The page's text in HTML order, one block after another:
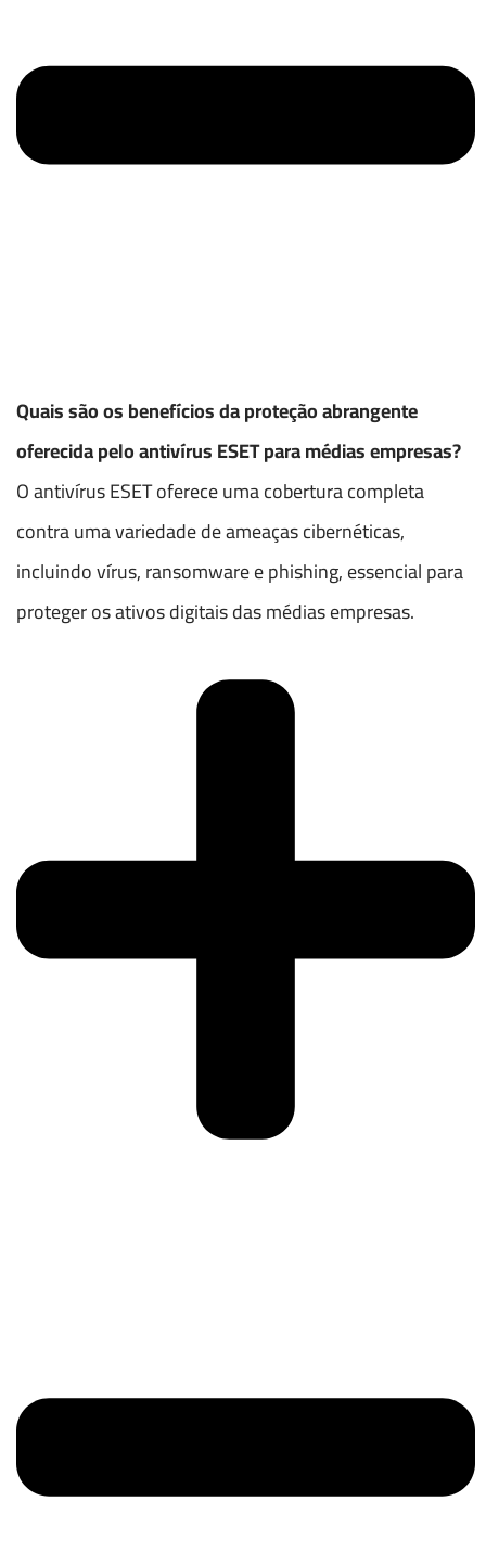
Quais são os benefícios da proteção abrangente
oferecida pelo antivírus ESET para médias empresas?
O antivírus ESET oferece uma cobertura completa
contra uma variedade de ameaças cibernéticas,
incluindo vírus, ransomware e phishing, essencial para
proteger os ativos digitais das médias empresas.